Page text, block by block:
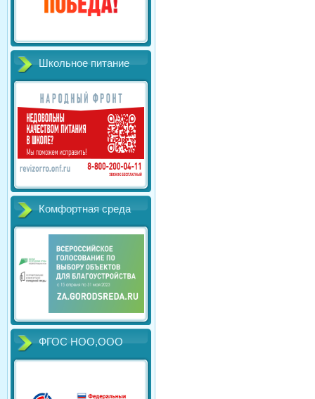
Школьное питание
Комфортная среда
ФГОС НОО,ООО